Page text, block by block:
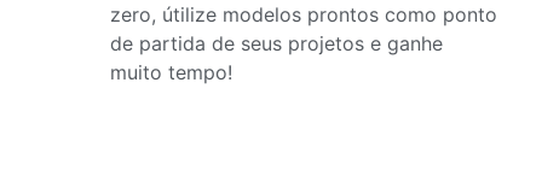
zero, útilize modelos prontos como ponto
de partida de seus projetos e ganhe
muito tempo!